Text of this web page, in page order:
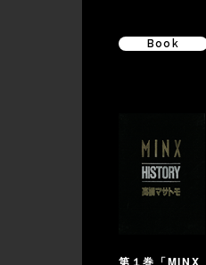
Book
第１巻「MINX